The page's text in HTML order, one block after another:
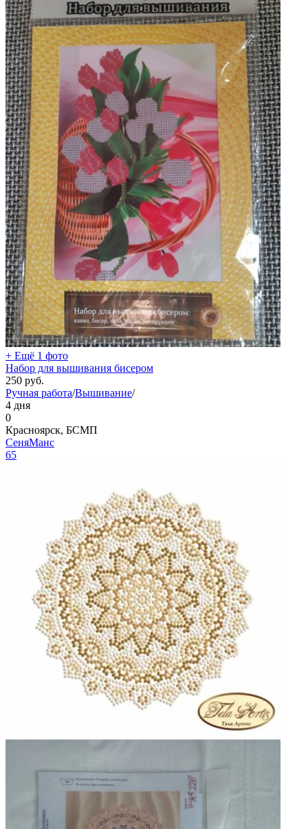
+ Ещё 1 фото
Набор для вышивания бисером
250 руб.
Ручная работа/Вышивание/
4 дня
0
Красноярск, БСМП
СеняМанс
65